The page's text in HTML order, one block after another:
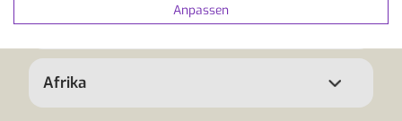
Asien
Afrika
Anpassen